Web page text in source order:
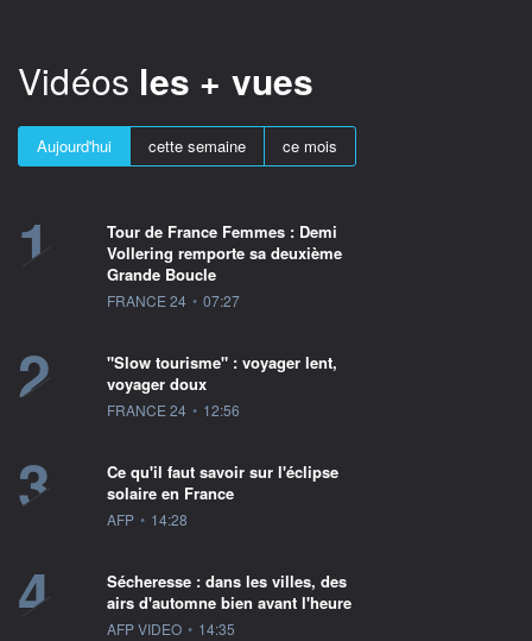
Vidéos les + vues
Aujourd'hui cette semaine ce mois
1
Tour de France Femmes : Demi
Vollering remporte sa deuxième
Grande Boucle
information fournie par
FRANCE 24 • 07:27
2
"Slow tourisme" : voyager lent,
voyager doux
information fournie par
FRANCE 24 • 12:56
3
Ce qu'il faut savoir sur l'éclipse
solaire en France
information fournie par
AFP • 14:28
4
Sécheresse : dans les villes, des
airs d'automne bien avant l'heure
information fournie par
AFP VIDEO • 14:35